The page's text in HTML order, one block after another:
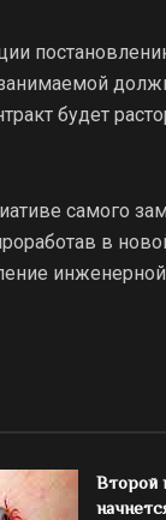
будет
самого
в
Второй